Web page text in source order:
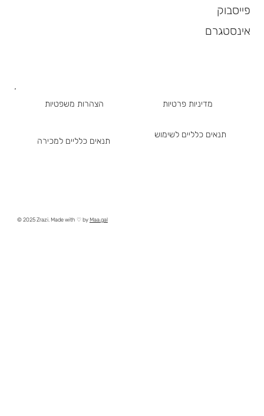
פייסבוק
אינסטגרם
מדיניות פרטיות
תנאים כלליים למכירה
תנאים כלליים לשימוש
הצהרות משפטיות
© 2025 Zrazi. Made with ♡ byMaa.gal